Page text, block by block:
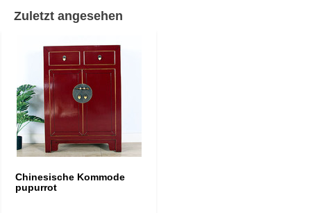
Zuletzt angesehen
Chinesische Kommode
pupurrot